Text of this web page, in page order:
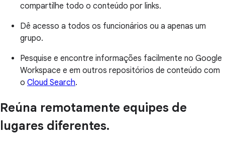
compartilhe todo o conteúdo por links.
Dê acesso a todos os funcionários ou a apenas um
grupo.
Pesquise e encontre informações facilmente no Google
Workspace e em outros repositórios de conteúdo com
o Cloud Search.
Reúna remotamente equipes de
lugares diferentes.